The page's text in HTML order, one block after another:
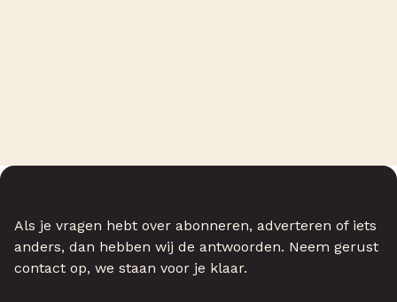
Als je vragen hebt over abonneren, adverteren of iets
anders, dan hebben wij de antwoorden. Neem gerust
contact op, we staan voor je klaar.